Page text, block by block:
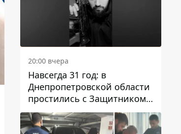
20:00 вчера
Навсегда 31 год: в
Днепропетровской области
простились с Защитником
Александром Репиным